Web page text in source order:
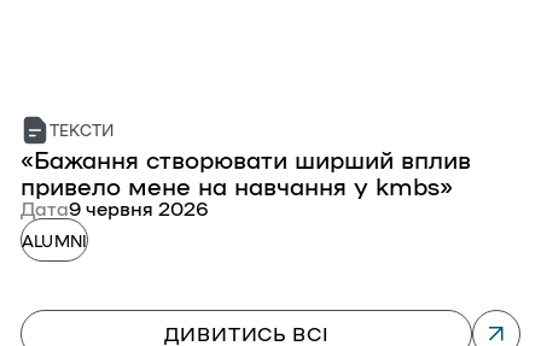
ТЕКСТИ
«Бажання створювати ширший вплив
привело мене на навчання у kmbs»
Дата9 червня 2026
ALUMNI
ДИВИТИСЬ ВСІ